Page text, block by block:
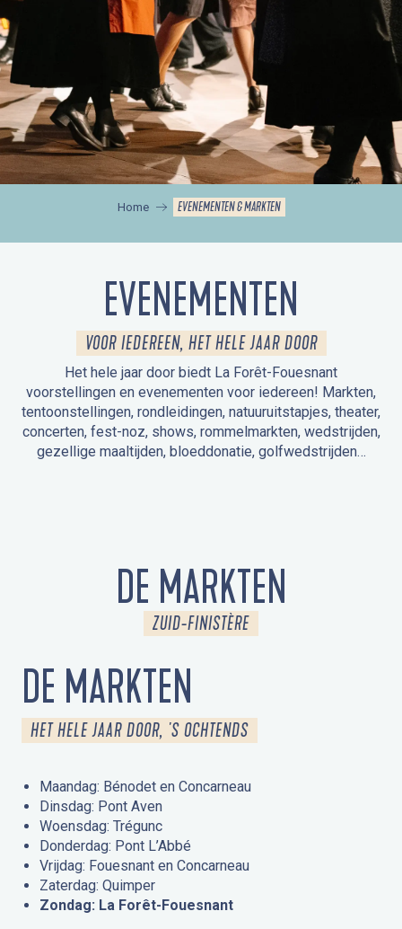
Home EVENEMENTEN & MARKTEN
EVENEMENTEN
VOOR IEDEREEN, HET HELE JAAR DOOR
Het hele jaar door biedt La Forêt-Fouesnant
voorstellingen en evenementen voor iedereen! Markten,
tentoonstellingen, rondleidingen, natuuruitstapjes, theater,
concerten, fest-noz, shows, rommelmarkten, wedstrijden,
gezellige maaltijden, bloeddonatie, golfwedstrijden…
DE MARKTEN
ZUID-FINISTÈRE
DE MARKTEN
HET HELE JAAR DOOR, 'S OCHTENDS
Maandag: Bénodet en Concarneau
Dinsdag: Pont Aven
Woensdag: Trégunc
Donderdag: Pont L’Abbé
Vrijdag: Fouesnant en Concarneau
Zaterdag: Quimper
Zondag: La Forêt-Fouesnant